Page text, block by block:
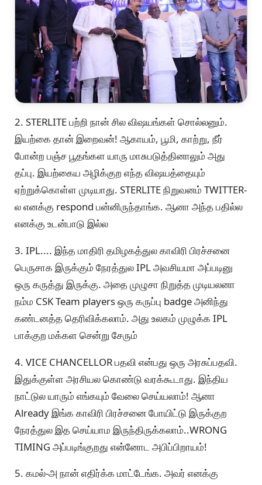
2. STERLITE பற்றி நான் சில விஷயங்கள் சொல்லனும்.
இயற்கை தான் இறைவன்! ஆகாயம், பூமி, காற்று, நீர்
போன்ற பஞ்ச பூதங்கள யாரு மாசுபடுத்தினாலும் அது
தப்பு. இயற்கைய அழிக்குற எந்த விஷயத்தையும்
ஏற்றுக்கொள்ள முடியாது. STERLITE நிறுவனம் TWITTER-
ல எனக்கு respond பன்னிருந்தாங்க. ஆனா அந்த பதில்ல
எனக்கு உடன்பாடு இல்ல
3. IPL.... இந்த மாதிரி தமிழகத்துல காவிரி பிரச்சனை
பெருசாக இருக்கும் நேரத்துல IPL அவசியமா அப்படினு
ஒரு கருத்து இருக்கு. அதை முழுசா நிறுத்த முடியலனா
நம்ம CSK Team players ஒரு கருப்பு badge அனிந்து
கண்டனத்த தெரிவிக்கலாம். அது உலகம் முழுக்க IPL
பாக்குற மக்கள சென்று சேரும்
4. VICE CHANCELLOR பதவி என்பது ஒரு அரசுப்பதவி.
இதுக்குள்ள அரசியல கொண்டு வரக்கூடாது. இந்திய
நாட்டுல யாரும் எங்கயும் வேலை செய்யலாம்! ஆனா
Already இங்க காவிரி பிரச்சனை போயிட்டு இருக்குற
நேரத்துல இத செய்யாம இருந்திருக்கலாம்..WRONG
TIMING அப்படிங்குறது என்னோட அபிப்பிறாயம்!
5. கமல்-அ நான் எதிர்க்க மாட்டேங்க. அவர் எனக்கு